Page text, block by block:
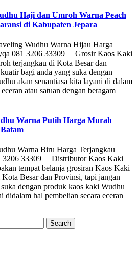
Haji dan Umroh Warna Peach
di Kabupaten Jepara
Wudhu Warna Hijau Harga
081 3206 33309 Grosir Kaos Kaki
terjangkau di Kota Besar dan
bagi anda yang suka dengan
akan senantiasa kita layani di dalam
atau satuan dengan beragam
Warna Putih Harga Murah
Warna Biru Harga Terjangkau
3206 33309 Distributor Kaos Kaki
tempat belanja grosiran Kaos Kaki
Besar dan Provinsi, tapi jangan
dengan produk kaos kaki Wudhu
didalam hal pembelian secara eceran